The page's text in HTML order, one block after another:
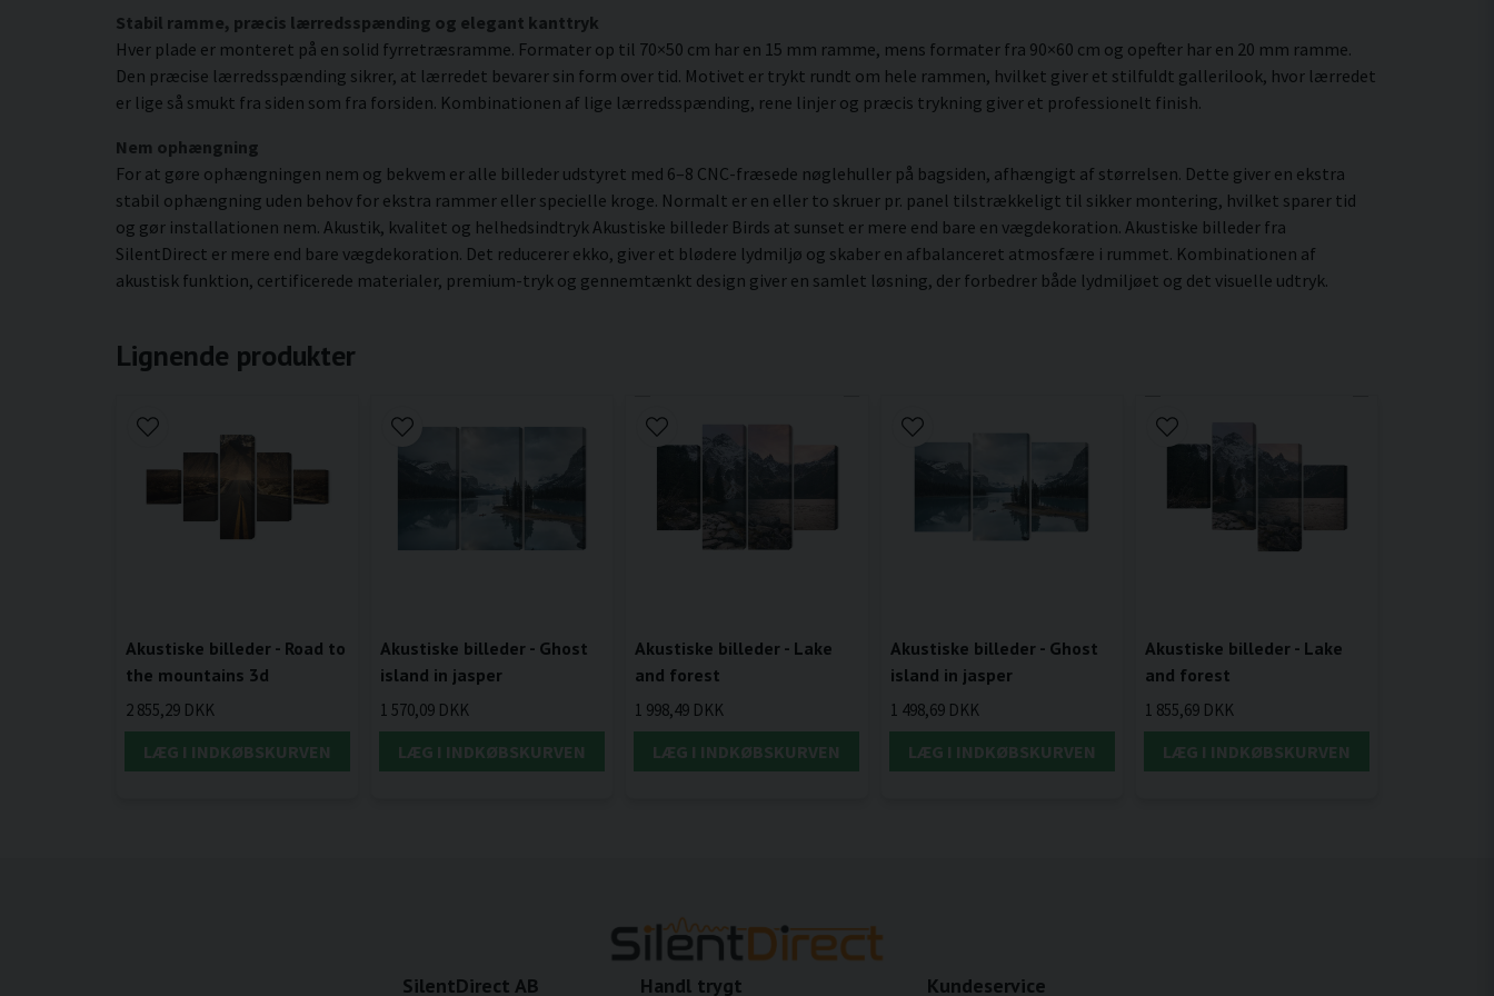
Stabil ramme, præcis lærredsspænding og elegant kanttryk
Hver plade er monteret på en solid fyrretræsramme. Formater op til 70×50 cm har en 15 mm ramme, mens formater fra 90×60 cm og opefter har en 20 mm ramme.
Den præcise lærredsspænding sikrer, at lærredet bevarer sin form over tid. Motivet er trykt rundt om hele rammen, hvilket giver et stilfuldt gallerilook, hvor lærredet
er lige så smukt fra siden som fra forsiden. Kombinationen af lige lærredsspænding, rene linjer og præcis trykning giver et professionelt finish.
Nem ophængning
For at gøre ophængningen nem og bekvem er alle billeder udstyret med 6–8 CNC-fræsede nøglehuller på bagsiden, afhængigt af størrelsen. Dette giver en ekstra
stabil ophængning uden behov for ekstra rammer eller specielle kroge. Normalt er en eller to skruer pr. panel tilstrækkeligt til sikker montering, hvilket sparer tid
og gør installationen nem. Akustik, kvalitet og helhedsindtryk Akustiske billeder Birds at sunset er mere end bare en vægdekoration. Akustiske billeder fra
SilentDirect er mere end bare vægdekoration. Det reducerer ekko, giver et blødere lydmiljø og skaber en afbalanceret atmosfære i rummet. Kombinationen af
akustisk funktion, certificerede materialer, premium-tryk og gennemtænkt design giver en samlet løsning, der forbedrer både lydmiljøet og det visuelle udtryk.
Lignende produkter
Akustiske billeder - Road to
the mountains 3d
2 855,29 DKK
LÆG I INDKØBSKURVEN
Akustiske billeder - Ghost
island in jasper
1 570,09 DKK
LÆG I INDKØBSKURVEN
Akustiske billeder - Lake
and forest
1 998,49 DKK
LÆG I INDKØBSKURVEN
Akustiske billeder - Ghost
island in jasper
1 498,69 DKK
LÆG I INDKØBSKURVEN
Akustiske billeder - Lake
and forest
1 855,69 DKK
LÆG I INDKØBSKURVEN
SilentDirect AB Handl trygt Kundeservice